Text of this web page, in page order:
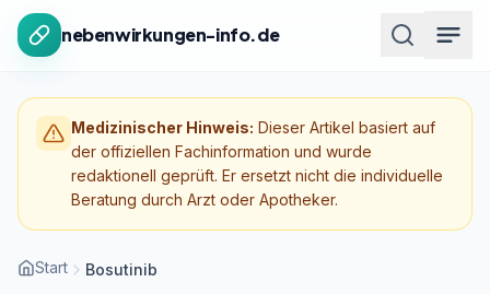
Zum Inhalt springen
nebenwirkungen-info.de
Medizinischer Hinweis: Dieser Artikel basiert auf
der offiziellen Fachinformation und wurde
redaktionell geprüft. Er ersetzt nicht die individuelle
Beratung durch Arzt oder Apotheker.
Start Bosutinib